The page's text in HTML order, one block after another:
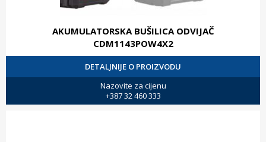
AKUMULATORSKA BUŠILICA ODVIJAČ
CDM1143POW4X2
DETALJNIJE O PROIZVODU
Nazovite za cijenu
+387 32 460 333